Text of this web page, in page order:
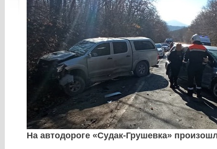
На автодороге «Судак-Грушевка»